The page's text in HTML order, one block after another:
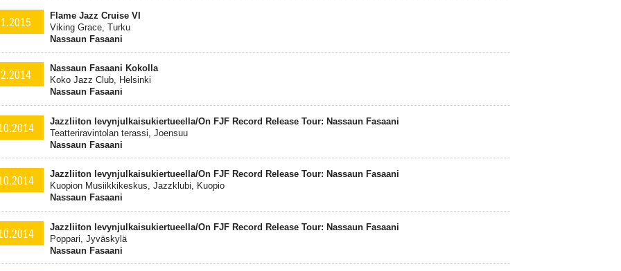
Flame Jazz Cruise VI
Viking Grace, Turku
Nassaun Fasaani
Nassaun Fasaani Kokolla
Koko Jazz Club, Helsinki
Nassaun Fasaani
Jazzliiton levynjulkaisukiertueella/On FJF Record Release Tour: Nassaun Fasaani
Teatteriravintolan terassi, Joensuu
Nassaun Fasaani
Jazzliiton levynjulkaisukiertueella/On FJF Record Release Tour: Nassaun Fasaani
Kuopion Musiikkikeskus, Jazzklubi, Kuopio
Nassaun Fasaani
Jazzliiton levynjulkaisukiertueella/On FJF Record Release Tour: Nassaun Fasaani
Poppari, Jyväskylä
Nassaun Fasaani